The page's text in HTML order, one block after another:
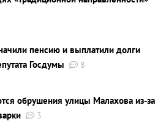
пенсию и выплатили долги
Госдумы
8
обрушения улицы Малахова из-за
3